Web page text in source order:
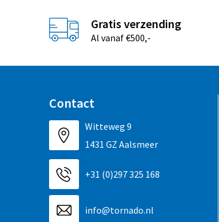
Gratis verzending
Al vanaf €500,-
Contact
Witteweg 9
1431 GZ Aalsmeer
+31 (0)297 325 168
info@tornado.nl